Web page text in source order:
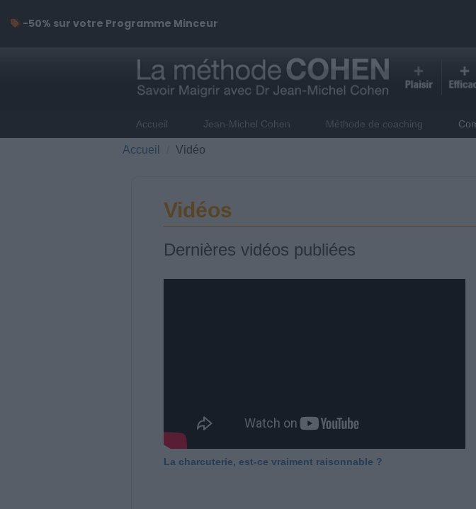
Accueil Jean-Michel Cohen Méthode de coaching
Accueil Vidéo
Vidéos
Dernières vidéos publiées
La charcuterie, est-ce vraiment raisonnable ?
-50% sur votre Programme Minceur